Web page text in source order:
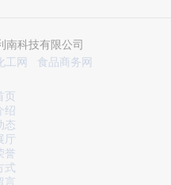
科技有限公司
工网 食品商务网
页
绍
态
厅
誉
式
言